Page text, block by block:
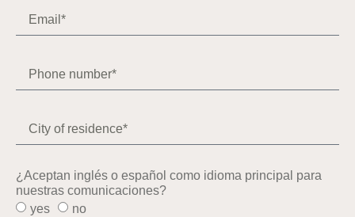
¿Aceptan inglés o español como idioma principal para
nuestras comunicaciones?
yes
no